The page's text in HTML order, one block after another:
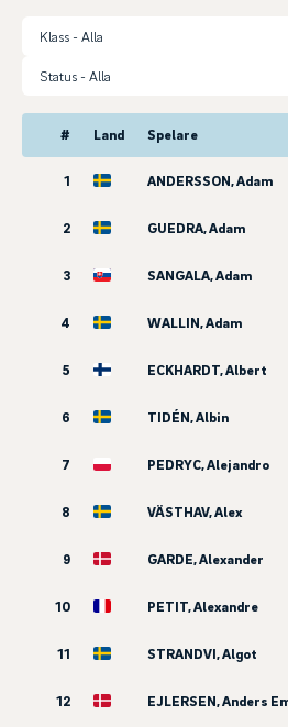
Klass
Status
# Land Spelare
1 ANDERSSON, Adam
2 GUEDRA, Adam
3 SANGALA, Adam
4 WALLIN, Adam
5 ECKHARDT, Albert
6 TIDÉN, Albin
7 PEDRYC, Alejandro
8 VÄSTHAV, Alex
9 GARDE, Alexander
10 PETIT, Alexandre
11 STRANDVI, Algot
12 EJLERSEN, Anders